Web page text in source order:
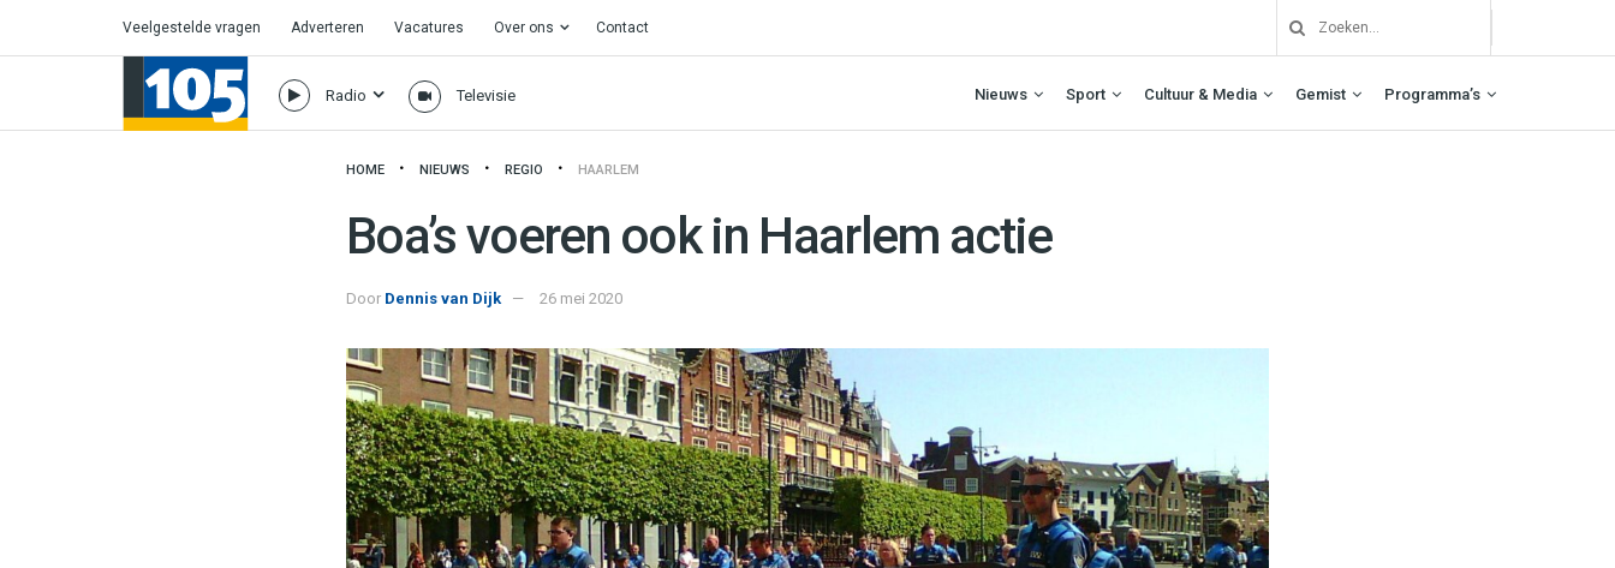
Veelgestelde vragen Adverteren Vacatures Over ons Contact
Radio Televisie Nieuws Sport Cultuur & Media Gemist Programma’s
HOME NIEUWS REGIO HAARLEM
Boa’s voeren ook in Haarlem actie
Door Dennis van Dijk 26 mei 2020